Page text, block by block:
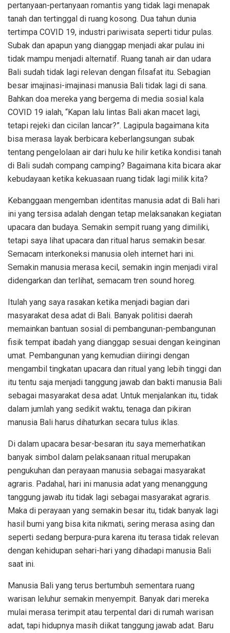
pertanyaan-pertanyaan romantis yang tidak lagi menapak
tanah dan tertinggal di ruang kosong. Dua tahun dunia
tertimpa COVID 19, industri pariwisata seperti tidur pulas.
Subak dan apapun yang dianggap menjadi akar pulau ini
tidak mampu menjadi alternatif. Ruang tanah air dan udara
Bali sudah tidak lagi relevan dengan filsafat itu. Sebagian
besar imajinasi-imajinasi manusia Bali tidak lagi di sana.
Bahkan doa mereka yang bergema di media sosial kala
COVID 19 ialah, “Kapan lalu lintas Bali akan macet lagi,
tetapi rejeki dan cicilan lancar?”. Lagipula bagaimana kita
bisa merasa layak berbicara keberlangsungan subak
tentang pengelolaan air dari hulu ke hilir ketika kondisi tanah
di Bali sudah compang camping? Bagaimana kita bicara akar
kebudayaan ketika kekuasaan ruang tidak lagi milik kita?
Kebanggaan mengemban identitas manusia adat di Bali hari
ini yang tersisa adalah dengan tetap melaksanakan kegiatan
upacara dan budaya. Semakin sempit ruang yang dimiliki,
tetapi saya lihat upacara dan ritual harus semakin besar.
Semacam interkoneksi manusia oleh internet hari ini.
Semakin manusia merasa kecil, semakin ingin menjadi viral
didengarkan dan terlihat, semacam tren sound horeg.
Itulah yang saya rasakan ketika menjadi bagian dari
masyarakat desa adat di Bali. Banyak politisi daerah
memainkan bantuan sosial di pembangunan-pembangunan
fisik tempat ibadah yang dianggap sesuai dengan keinginan
umat. Pembangunan yang kemudian diiringi dengan
mengambil tingkatan upacara dan ritual yang lebih tinggi dan
itu tentu saja menjadi tanggung jawab dan bakti manusia Bali
sebagai masyarakat desa adat. Untuk menjalankan itu, tidak
dalam jumlah yang sedikit waktu, tenaga dan pikiran
manusia Bali harus dihaturkan secara tulus iklas.
Di dalam upacara besar-besaran itu saya memerhatikan
banyak simbol dalam pelaksanaan ritual merupakan
pengukuhan dan perayaan manusia sebagai masyarakat
agraris. Padahal, hari ini manusia adat yang menanggung
tanggung jawab itu tidak lagi sebagai masyarakat agraris.
Maka di perayaan yang semakin besar itu, tidak banyak lagi
hasil bumi yang bisa kita nikmati, sering merasa asing dan
seperti sedang berpura-pura karena itu terasa tidak relevan
dengan kehidupan sehari-hari yang dihadapi manusia Bali
saat ini.
Manusia Bali yang terus bertumbuh sementara ruang
warisan leluhur semakin menyempit. Banyak dari mereka
mulai merasa terimpit atau terpental dari di rumah warisan
adat, tapi hidupnya masih diikat tanggung jawab adat. Baru